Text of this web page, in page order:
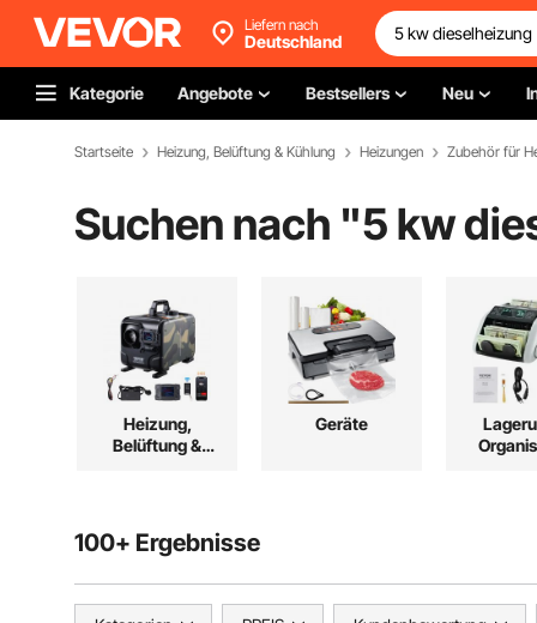
Liefern nach
Deutschland
Kategorie Angebote Bestsellers Neu
Startseite Heizung, Belüftung & Kühlung Heizungen Zubehör für
Suchen nach "5 kw
Heizung,
Belüftung &
Geräte
100+ Ergebnisse